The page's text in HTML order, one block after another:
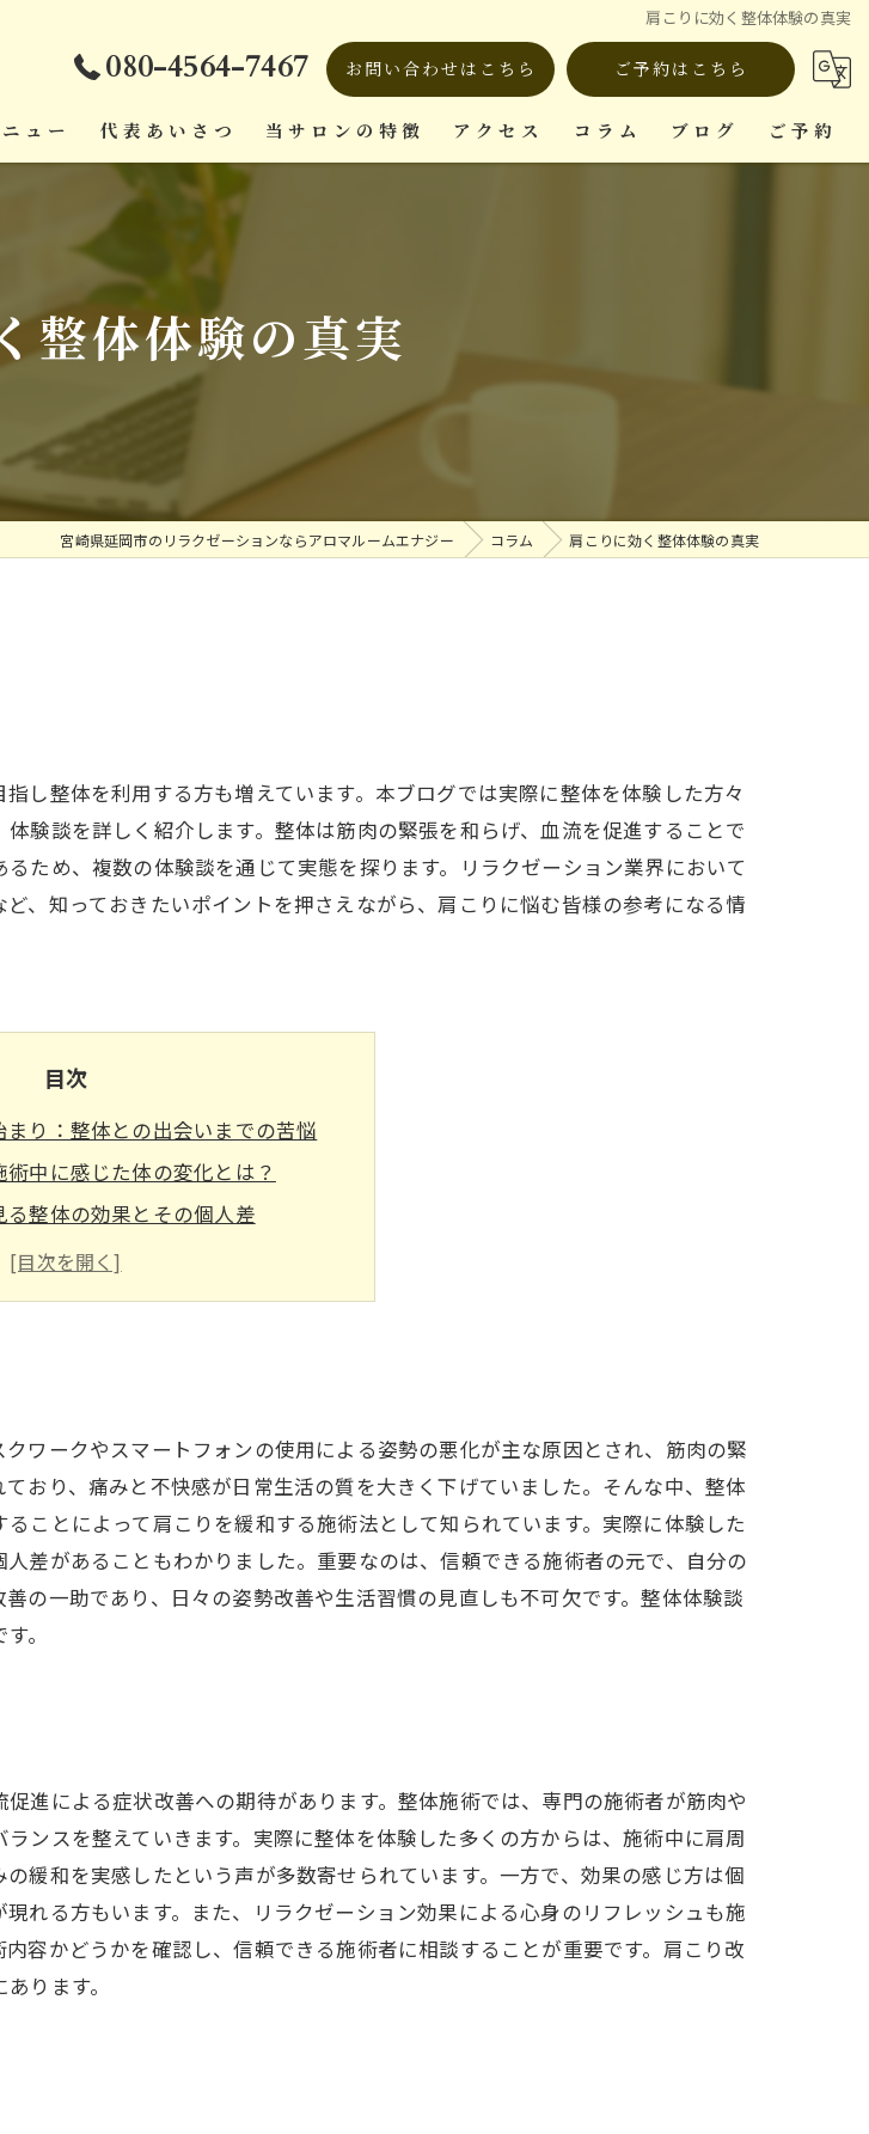
肩こりに効く整体体験の真実
080-4564-7467 お問い合わせはこちら ご予約はこちら
ュー 代表あいさつ 当サロンの特徴
疲労回復
アクセス コラム ブログ ご予約
整体体験の真実
宮崎県延岡市のリラクゼーションならアロマルームエナジー コラム 肩こりに効く整体体験の真実
し整体を利用する方も増えています。本ブログでは実際に整体を体験した方々
験談を詳しく紹介します。整体は筋肉の緊張を和らげ、血流を促進することで
ため、複数の体験談を通じて実態を探ります。リラクゼーション業界において
、知っておきたいポイントを押さえながら、肩こりに悩む皆様の参考になる情
目次
り：整体との出会いまでの苦悩
中に感じた体の変化とは？
整体の効果とその個人差
と知っておきたい注意点まとめ
体で得た本当のリラクゼーション
ワークやスマートフォンの使用による姿勢の悪化が主な原因とされ、筋肉の緊
おり、痛みと不快感が日常生活の質を大きく下げていました。そんな中、整体
ことによって肩こりを緩和する施術法として知られています。実際に体験した
差があることもわかりました。重要なのは、信頼できる施術者の元で、自分の
の一助であり、日々の姿勢改善や生活習慣の見直しも不可欠です。整体体験談
。
進による症状改善への期待があります。整体施術では、専門の施術者が筋肉や
ンスを整えていきます。実際に整体を体験した多くの方からは、施術中に肩周
緩和を実感したという声が多数寄せられています。一方で、効果の感じ方は個
れる方もいます。また、リラクゼーション効果による心身のリフレッシュも施
容かどうかを確認し、信頼できる施術者に相談することが重要です。肩こり改
ります。